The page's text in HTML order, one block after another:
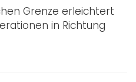
Grenze erleichtert
in Richtung